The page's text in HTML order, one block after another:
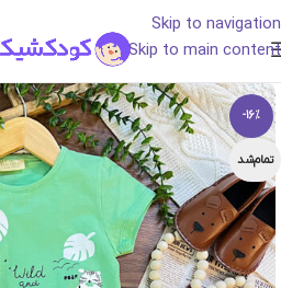
Skip to navigation
Skip to main content
-16%
تمام‌شد